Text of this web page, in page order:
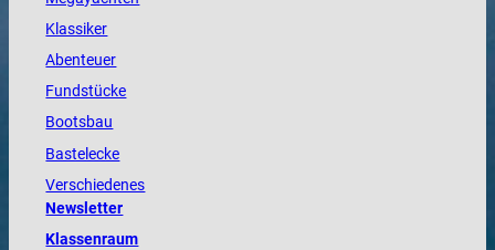
Klassiker
Abenteuer
Fundstücke
Bootsbau
Bastelecke
Verschiedenes
Newsletter
Klassenraum